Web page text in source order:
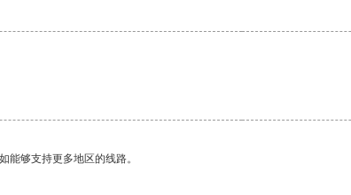
能够支持更多地区的线路。